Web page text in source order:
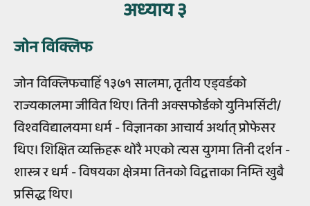
अध्‍याय ३
जोन विक्लिफ
जोन विक्लिफचाहिँ १३७१ सालमा, तृतीय एड्वर्डको
राज्यकालमा जीवित थिए। तिनी अक्सफोर्डको युनिभर्सिटी/
विश्वविद्यालयमा धर्म - विज्ञानका आचार्य अर्थात् प्रोफेसर
थिए। शिक्षित व्यक्तिहरू थोरै भएको त्यस युगमा तिनी दर्शन -
शास्त्र र धर्म - विषयका क्षेत्रमा तिनको विद्वत्ताका निम्ति खुबै
प्रसिद्ध थिए।